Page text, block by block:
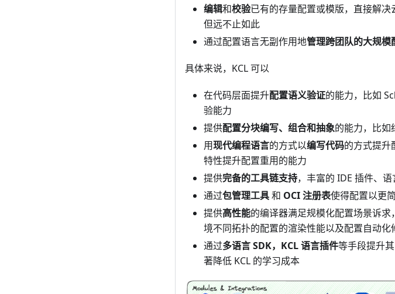
编辑和校验已有的存量配置或模版，直接解
但远不止如此
通过配置语言无副作用地管理跨团队的大规模
具体来说，KCL 可以
在代码层面提升配置语义验证的能力，比如
验能力
提供配置分块编写、组合和抽象的能力，比如
用现代编程语言的方式以编写代码的方式提升
特性提升配置重用的能力
提供完备的工具链支持，丰富的 IDE 插件、
通过包管理工具和 OCI 注册表使得配置以更
提供高性能的编译器满足规模化配置场景诉
境不同拓扑的配置的渲染性能以及配置自动化
通过多语言 SDK，KCL 语言插件等手段提升其
著降低 KCL 的学习成本